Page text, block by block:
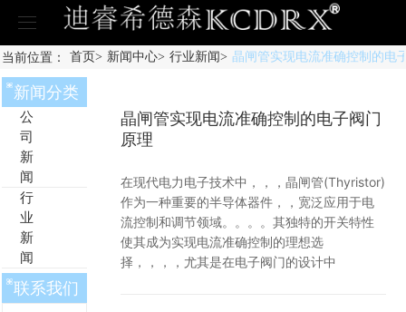
首页
微机保护
智能操控装置
测谐波、、、、复费率电力仪表
交流数显表
导轨表
电能质量治理
智能电力电容模块
当前位置： 首页> 新闻中心> 行业新闻> 晶闸管实现电流准确控制的电
新闻分类
公
司
新
闻
行
业
新
闻
联系我们
晶闸管实现电流准确控制的电子阀门
原理
在现代电力电子技术中，，，晶闸管(Thyristor)
作为一种重要的半导体器件，，宽泛应用于电
流控制和调节领域。。。。其独特的开关特性
使其成为实现电流准确控制的理想选
择，，，，尤其是在电子阀门的设计中